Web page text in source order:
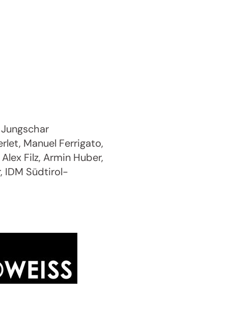
Manuel Ferrigato,
Filz, Armin Huber,
IDM Südtirol-